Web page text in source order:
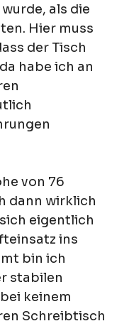
als die
Hier muss
der Tisch
habe ich an
von 76
dann wirklich
eigentlich
ins
bin ich
stabilen
keinem
Schreibtisch